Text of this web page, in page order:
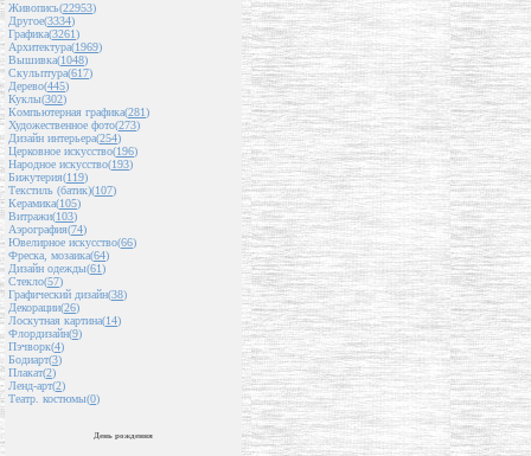
Живопись(22953)
Другое(3334)
Графика(3261)
Архитектура(1969)
Вышивка(1048)
Скульптура(617)
Дерево(445)
Куклы(302)
Компьютерная графика(281)
Художественное фото(273)
Дизайн интерьера(254)
Церковное искусство(196)
Народное искусство(193)
Бижутерия(119)
Текстиль (батик)(107)
Керамика(105)
Витражи(103)
Аэрография(74)
Ювелирное искусство(66)
Фреска, мозаика(64)
Дизайн одежды(61)
Стекло(57)
Графический дизайн(38)
Декорации(26)
Лоскутная картина(14)
Флордизайн(9)
Пэчворк(4)
Бодиарт(3)
Плакат(2)
Ленд-арт(2)
Театр. костюмы(0)
День рождения